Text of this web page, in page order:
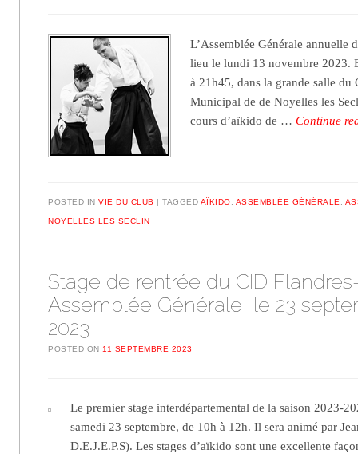
L’Assemblée Générale annuelle
lieu le lundi 13 novembre 2023.
à 21h45, dans la grande salle du
Municipal de de Noyelles les
cours d’aïkido de …Continue
POSTED INVIE DU CLUB TAGGED AÏKIDO, ASSEMBLÉE GÉNÉRALE,
NOYELLES LES SECLIN
Stage de rentrée du CID
Assemblée Générale, le 23
2023
POSTED ON 11 SEPTEMBRE 2023
Le premier stage interdépartemental de la saison 2023-
samedi 23 septembre, de 10h à 12h. Il sera animé par
D.E.J.E.P.S). Les stages d’aïkido sont une excellente